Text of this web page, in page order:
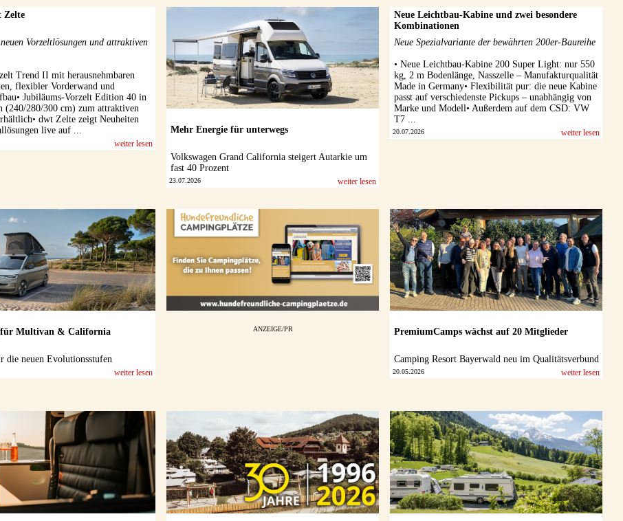
Zelte
Vorzeltlösungen und attraktiven
Trend II mit herausnehmbaren
flexibler Vorderwand und
Jubiläums-Vorzelt Edition 40 in
(240/280/300 cm) zum attraktiven
dwt Zelte zeigt Neuheiten
live auf ...
weiter lesen
Mehr Energie für unterwegs
Volkswagen Grand California steigert Autarkie um
fast 40 Prozent
23.07.2026 weiter lesen
Neue Leichtbau-Kabine und zwei besondere
Kombinationen
Neue Spezialvariante der bewährten 200er-Baureihe
• Neue Leichtbau-Kabine 200 Super Light: nur 550
kg, 2 m Bodenlänge, Nasszelle – Manufakturqualität
Made in Germany• Flexibilität pur: die neue Kabine
passt auf verschiedenste Pickups – unabhängig von
Marke und Modell• Außerdem auf dem CSD: VW
T7 ...
20.07.2026 weiter lesen
Multivan & California
die neuen Evolutionsstufen
weiter lesen
ANZEIGE/PR PremiumCamps wächst auf 20 Mitglieder
Camping Resort Bayerwald neu im Qualitätsverbund
20.05.2026 weiter lesen